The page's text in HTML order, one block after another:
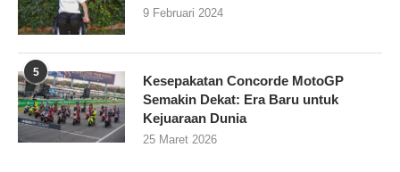
9 Februari 2024
5
Kesepakatan Concorde MotoGP
Semakin Dekat: Era Baru untuk
Kejuaraan Dunia
25 Maret 2026